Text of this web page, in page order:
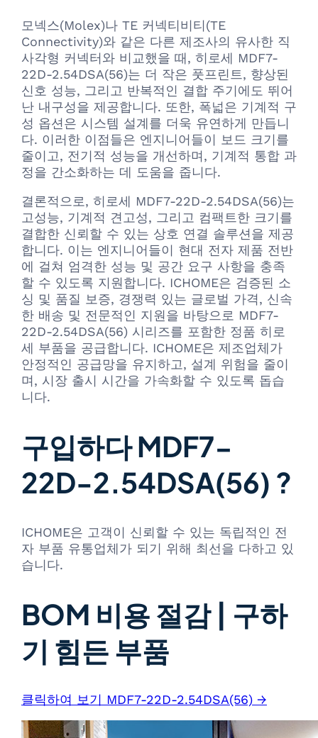
모넥스(Molex)나 TE 커넥티비티(TE
Connectivity)와 같은 다른 제조사의 유사한 직
사각형 커넥터와 비교했을 때, 히로세 MDF7-
22D-2.54DSA(56)는 더 작은 풋프린트, 향상된
신호 성능, 그리고 반복적인 결합 주기에도 뛰어
난 내구성을 제공합니다. 또한, 폭넓은 기계적 구
성 옵션은 시스템 설계를 더욱 유연하게 만듭니
다. 이러한 이점들은 엔지니어들이 보드 크기를
줄이고, 전기적 성능을 개선하며, 기계적 통합 과
정을 간소화하는 데 도움을 줍니다.
결론적으로, 히로세 MDF7-22D-2.54DSA(56)는
고성능, 기계적 견고성, 그리고 컴팩트한 크기를
결합한 신뢰할 수 있는 상호 연결 솔루션을 제공
합니다. 이는 엔지니어들이 현대 전자 제품 전반
에 걸쳐 엄격한 성능 및 공간 요구 사항을 충족
할 수 있도록 지원합니다. ICHOME은 검증된 소
싱 및 품질 보증, 경쟁력 있는 글로벌 가격, 신속
한 배송 및 전문적인 지원을 바탕으로 MDF7-
22D-2.54DSA(56) 시리즈를 포함한 정품 히로
세 부품을 공급합니다. ICHOME은 제조업체가
안정적인 공급망을 유지하고, 설계 위험을 줄이
며, 시장 출시 시간을 가속화할 수 있도록 돕습
니다.
구입하다 MDF7-
22D-2.54DSA(56) ?
ICHOME은 고객이 신뢰할 수 있는 독립적인 전
자 부품 유통업체가 되기 위해 최선을 다하고 있
습니다.
BOM 비용 절감 | 구하
기 힘든 부품
클릭하여 보기 MDF7-22D-2.54DSA(56) →